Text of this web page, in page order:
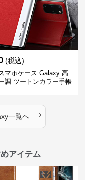
(税込)
マホケース Galaxy 高
調 ツートンカラー手帳
一覧へ ›
アイテム